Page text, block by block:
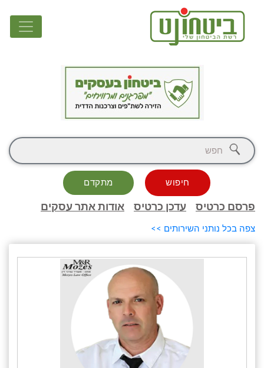
חיפוש מתקדם
פרסם כרטיס עדכן כרטיס אודות אתר עסקים
צפה בכל נותני השירותים >>